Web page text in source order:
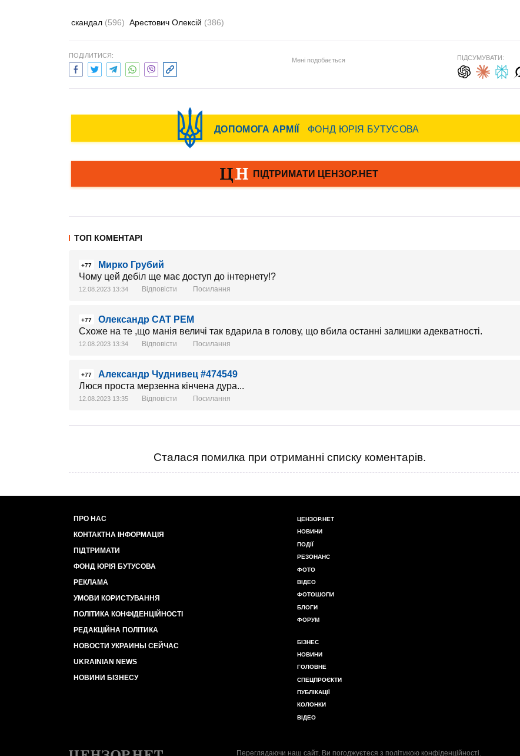
скандал (596) Арестович Олексій (386)
ПОДІЛИТИСЯ:
Мені подобається ПІДСУМУВАТИ:
ТОП КОМЕНТАРІ
+77
Мирко Грубий
Чому цей дебіл ще має доступ до інтернету!?
12.08.2023 13:34 Відповісти Посилання
+77
Олександр САТ РЕМ
Схоже на те ,що манія величі так вдарила в голову, що вбила останні залишки адекватності.
12.08.2023 13:34 Відповісти Посилання
+77
Александр Чуднивец #474549
Люся проста мерзенна кінчена дура...
12.08.2023 13:35 Відповісти Посилання
Сталася помилка при отриманні списку коментарів.
ПРО НАС
КОНТАКТНА ІНФОРМАЦІЯ
ПІДТРИМАТИ
ФОНД ЮРІЯ БУТУСОВА
РЕКЛАМА
УМОВИ КОРИСТУВАННЯ
ПОЛІТИКА КОНФІДЕНЦІЙНОСТІ
РЕДАКЦІЙНА ПОЛІТИКА
НОВОСТИ УКРАИНЫ СЕЙЧАС
UKRAINIAN NEWS
НОВИНИ БІЗНЕСУ
ЦЕНЗОР.НЕТ
НОВИНИ
ПОДІЇ
РЕЗОНАНС
ФОТО
ВІДЕО
ФОТОШОПИ
БЛОГИ
ФОРУМ
БІЗНЕС
НОВИНИ
ГОЛОВНЕ
СПЕЦПРОЄКТИ
ПУБЛІКАЦІЇ
КОЛОНКИ
ВІДЕО
Переглядаючи наш сайт, Ви погоджуєтеся з політикою конфіденційності.